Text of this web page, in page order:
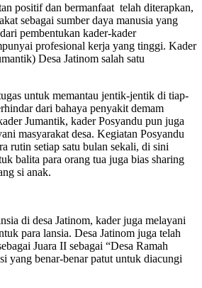
positif dan bermanfaat telah diterapkan,
sebagai sumber daya manusia yang
pembentukan kader-kader
profesional kerja yang tinggi. Kader
Desa Jatinom salah satu
untuk memantau jentik-jentik di tiap-
dari bahaya penyakit demam
Jumantik, kader Posyandu pun juga
masyarakat desa. Kegiatan Posyandu
rutin setiap satu bulan sekali, di sini
balita para orang tua juga bias sharing
si anak.
di desa Jatinom, kader juga melayani
para lansia. Desa Jatinom juga telah
Juara II sebagai “Desa Ramah
yang benar-benar patut untuk diacungi